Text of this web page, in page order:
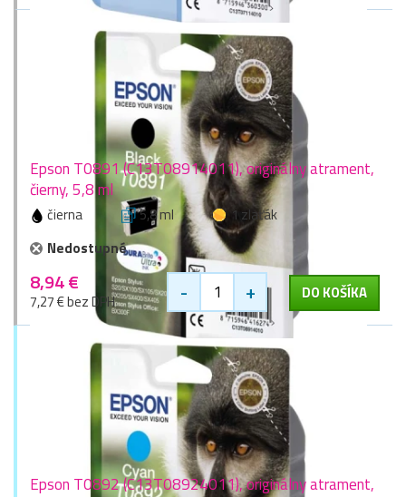
Epson T0891 (C13T08914011), originálny atrament,
čierny, 5,8 ml
čierna 5,8 ml
1 zlaťák
Nedostupné
8,94 €
7,27 € bez DPH - + DO KOŠÍKA
Epson T0892 (C13T08924011), originálny atrament,